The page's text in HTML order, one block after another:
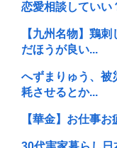
恋愛相談していい
【九州名物】鶏
だほうが良い...
へずまりゅう、被
耗させるとか...
【華金】お仕事